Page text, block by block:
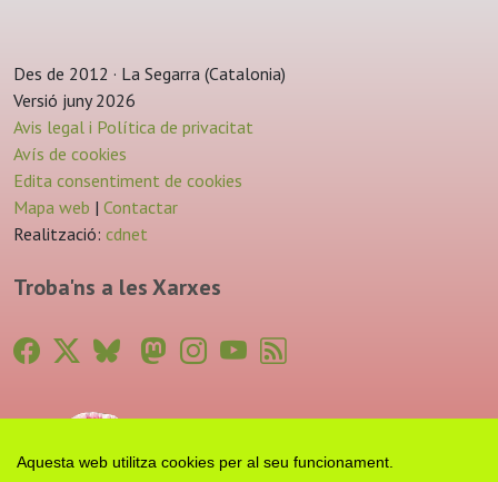
Aquesta web utilitza cookies per al seu funcionament.
Des de 2012 · La Segarra (Catalonia)
Versió juny 2026
Avis legal i Política de privacitat
Avís de cookies
Edita consentiment de cookies
Mapa web | Contactar
Realització: cdnet
Troba'ns a les Xarxes